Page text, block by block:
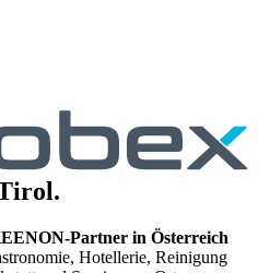
Partner in Österreich
Hotellerie, Reinigung